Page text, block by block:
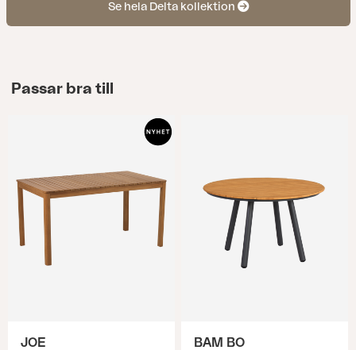
Se hela Delta kollektion
Passar bra till
JOE BAM BO